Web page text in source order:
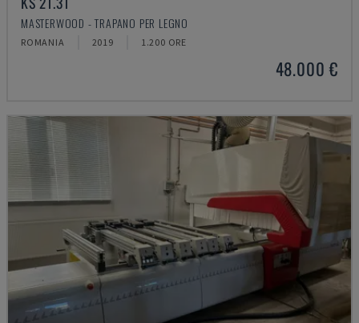
MASTERWOOD - TRAPANO PER LEGNO
ROMANIA 2019 1.200 ORE
48.000 €